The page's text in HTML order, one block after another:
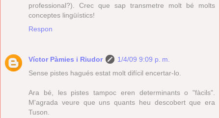
professional?). Crec que sap transmetre molt bé molts
conceptes lingüístics!
Respon
Víctor Pàmies i Riudor
1/4/09 9:09 p. m.
Sense pistes hagués estat molt difícil encertar-lo.
Ara bé, les pistes tampoc eren determinants o "fàcils".
M'agrada veure que uns quants heu descobert que era
Tuson.